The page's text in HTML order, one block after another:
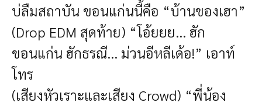
บ่ลืมสถาบัน ขอนแก่นนี้คือ “บ้านของเฮา”
(Drop EDM สุดท้าย) “โอ้ยยย... ฮัก
ขอนแก่น ฮักธรณี... ม่วนอีหลีเด้อ!” เอาท์
โทร
(เสียงหัวเราะและเสียง Crowd) “พี่น้อง